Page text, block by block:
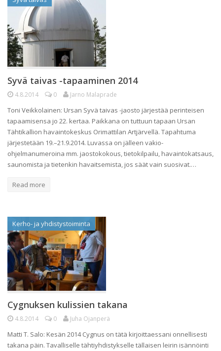
Syvä taivas -tapaaminen 2014
4.8.2014 0 Jarno Malaprade
Toni Veikkolainen: Ursan Syvä taivas -jaosto järjestää perinteisen
tapaamisensa jo 22. kertaa. Paikkana on tuttuun tapaan Ursan
Tähtikallion havaintokeskus Orimattilan Artjärvellä. Tapahtuma
järjestetään 19.–21.9.2014. Luvassa on jälleen vakio-
ohjelmanumeroina mm. jaostokokous, tietokilpailu, havaintokatsaus,
saunomista ja tietenkin havaitsemista, jos säät vain suosivat.…
Read more
Kerho- ja yhdistystoiminta
Cygnuksen kulissien takana
4.8.2014 0 Juha Ojanperä
Matti T. Salo: Kesän 2014 Cygnus on tätä kirjoittaessani onnellisesti
takana päin. Tavalliselle tähtiyhdistykselle tällaisen leirin isännöinti